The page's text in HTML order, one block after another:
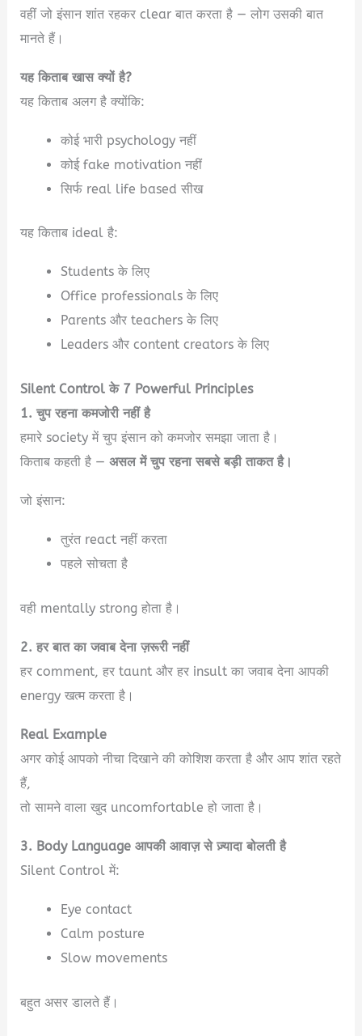
वहीं जो इंसान शांत रहकर clear बात करता है — लोग उसकी बात
मानते हैं।
यह किताब खास क्यों है?
यह किताब अलग है क्योंकि:
कोई भारी psychology नहीं
कोई fake motivation नहीं
सिर्फ real life based सीख
यह किताब ideal है:
Students के लिए
Office professionals के लिए
Parents और teachers के लिए
Leaders और content creators के लिए
Silent Control के 7 Powerful Principles
1. चुप रहना कमजोरी नहीं है
हमारे society में चुप इंसान को कमजोर समझा जाता है।
किताब कहती है —असल में चुप रहना सबसे बड़ी ताकत है।
जो इंसान:
तुरंत react नहीं करता
पहले सोचता है
वही mentally strong होता है।
2. हर बात का जवाब देना ज़रूरी नहीं
हर comment, हर taunt और हर insult का जवाब देना आपकी
energy खत्म करता है।
Real Example
अगर कोई आपको नीचा दिखाने की कोशिश करता है और आप शांत रहते
हैं,
तो सामने वाला खुद uncomfortable हो जाता है।
3. Body Language आपकी आवाज़ से ज़्यादा बोलती है
Silent Control में:
Eye contact
Calm posture
Slow movements
बहुत असर डालते हैं।